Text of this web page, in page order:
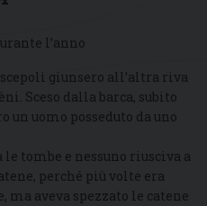
l’anno
giunsero all’altra riva
Sceso dalla barca, subito
uomo posseduto da uno
tombe e nessuno riusciva a
perché più volte era
ma aveva spezzato le catene